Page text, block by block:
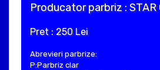
Producator parbriz : STAR
Pret : 250 Lei
Abrevieri parbrize:
P:Parbriz clar